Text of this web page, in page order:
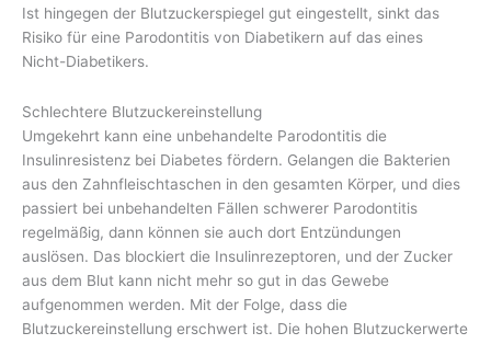
Ist hingegen der Blutzuckerspiegel gut eingestellt, sinkt das
Risiko für eine Parodontitis von Diabetikern auf das eines
Nicht-Diabetikers.
Schlechtere Blutzuckereinstellung
Umgekehrt kann eine unbehandelte Parodontitis die
Insulinresistenz bei Diabetes fördern. Gelangen die Bakterien
aus den Zahnfleischtaschen in den gesamten Körper, und dies
passiert bei unbehandelten Fällen schwerer Parodontitis
regelmäßig, dann können sie auch dort Entzündungen
auslösen. Das blockiert die Insulinrezeptoren, und der Zucker
aus dem Blut kann nicht mehr so gut in das Gewebe
aufgenommen werden. Mit der Folge, dass die
Blutzuckereinstellung erschwert ist. Die hohen Blutzuckerwerte